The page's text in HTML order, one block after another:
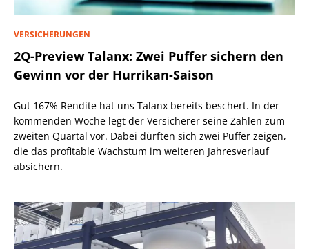
VERSICHERUNGEN
2Q-Preview Talanx: Zwei Puffer sichern den
Gewinn vor der Hurrikan-Saison
Gut 167% Rendite hat uns Talanx bereits beschert. In der
kommenden Woche legt der Versicherer seine Zahlen zum
zweiten Quartal vor. Dabei dürften sich zwei Puffer zeigen,
die das profitable Wachstum im weiteren Jahresverlauf
absichern.